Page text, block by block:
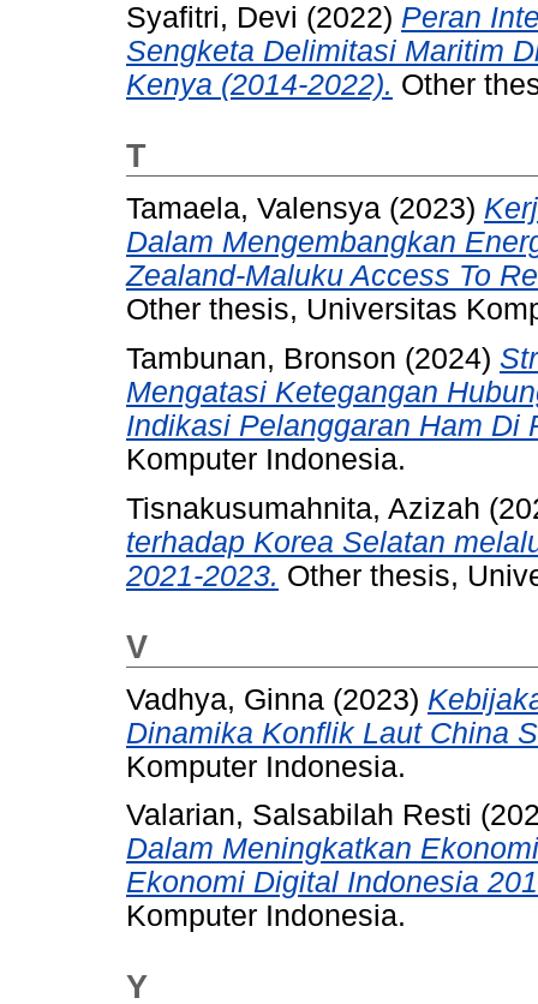
Syafitri, Devi (2022) Peran
Sengketa Delimitasi Maritim
Kenya (2014-2022). Other
T
Tamaela, Valensya (2023)
Dalam Mengembangkan
Zealand-Maluku Access To
Other thesis, Universitas
Tambunan, Bronson (2024)
Mengatasi Ketegangan
Indikasi Pelanggaran Ham Di
Komputer Indonesia.
Tisnakusumahnita, Azizah
terhadap Korea Selatan
2021-2023. Other thesis,
V
Vadhya, Ginna (2023)
Dinamika Konflik Laut China
Komputer Indonesia.
Valarian, Salsabilah Resti
Dalam Meningkatkan
Ekonomi Digital Indonesia
Komputer Indonesia.
Y